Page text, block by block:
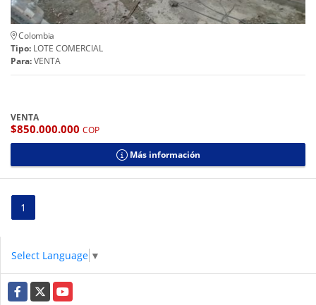
Colombia
Tipo: LOTE COMERCIAL
Para:VENTA
VENTA
$850.000.000 COP
Más información
1
Select Language ▼
Facebook
X YouTube